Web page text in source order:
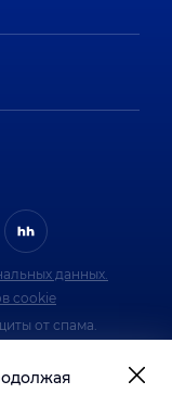
данных.
cookie
от спама.